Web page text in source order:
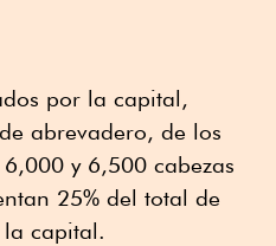
por la capital,
abrevadero, de los
y 6,500 cabezas
25% del total de
la capital.